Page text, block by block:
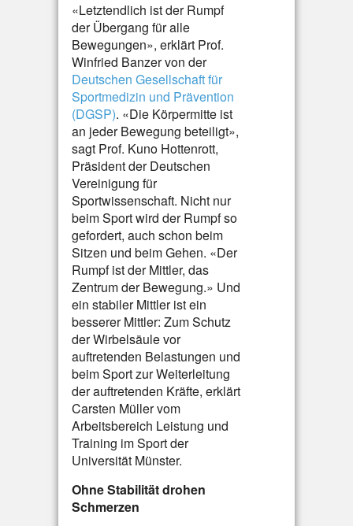
«Letztendlich ist der Rumpf
der Übergang für alle
Bewegungen», erklärt Prof.
Winfried Banzer von der
Deutschen Gesellschaft für
Sportmedizin und Prävention
(DGSP). «Die Körpermitte ist
an jeder Bewegung beteiligt»,
sagt Prof. Kuno Hottenrott,
Präsident der Deutschen
Vereinigung für
Sportwissenschaft. Nicht nur
beim Sport wird der Rumpf so
gefordert, auch schon beim
Sitzen und beim Gehen. «Der
Rumpf ist der Mittler, das
Zentrum der Bewegung.» Und
ein stabiler Mittler ist ein
besserer Mittler: Zum Schutz
der Wirbelsäule vor
auftretenden Belastungen und
beim Sport zur Weiterleitung
der auftretenden Kräfte, erklärt
Carsten Müller vom
Arbeitsbereich Leistung und
Training im Sport der
Universität Münster.
Ohne Stabilität drohen
Schmerzen